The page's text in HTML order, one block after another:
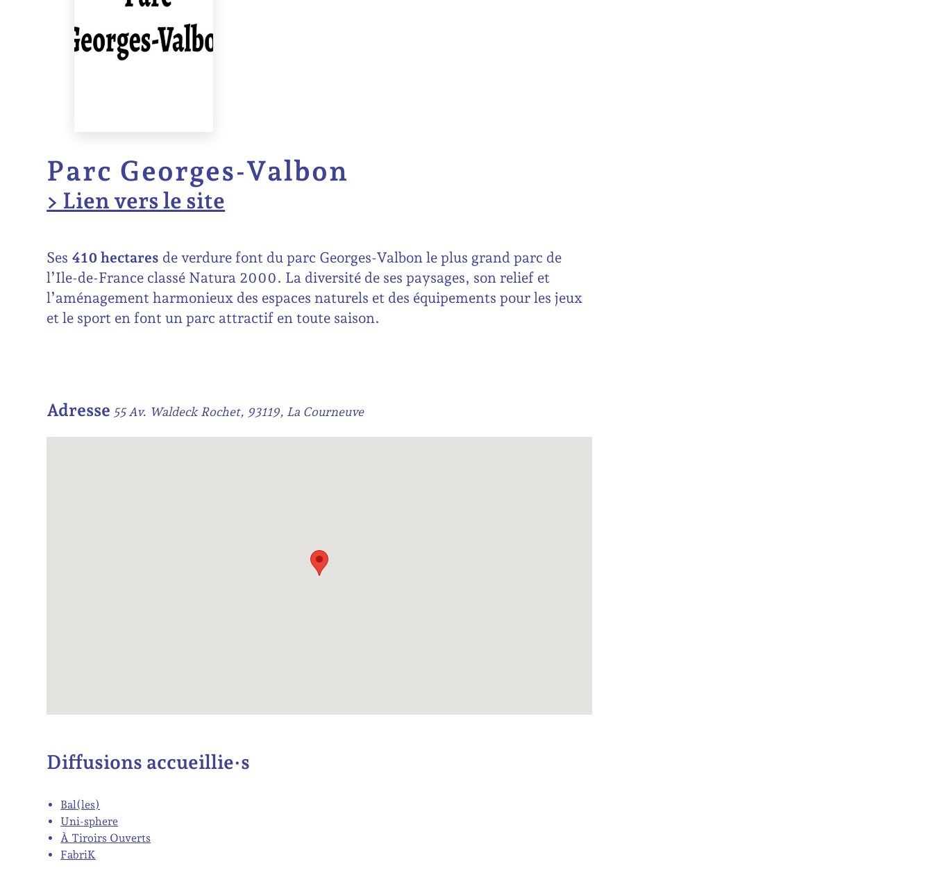
Parc Georges-Valbon
> Lien vers le site
Ses 410 hectares de verdure font du parc Georges-Valbon le plus grand parc de
l’Ile-de-France classé Natura 2000. La diversité de ses paysages, son relief et
l’aménagement harmonieux des espaces naturels et des équipements pour les jeux
et le sport en font un parc attractif en toute saison.
Adresse 55 Av. Waldeck Rochet, 93119, La Courneuve
Diffusions accueillie·s
Bal(les)
Uni-sphere
À Tiroirs Ouverts
FabriK